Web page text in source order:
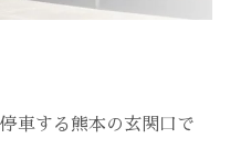
車する熊本の玄関口で